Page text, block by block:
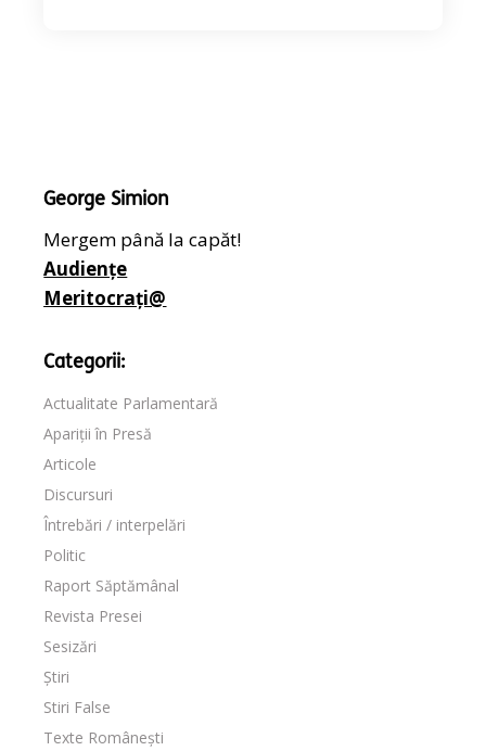
George Simion
Mergem până la capăt!
Audiențe
Meritocrați@
Categorii:
Actualitate Parlamentară
Apariții în Presă
Articole
Discursuri
Întrebări / interpelări
Politic
Raport Săptămânal
Revista Presei
Sesizări
Știri
Stiri False
Texte Românești